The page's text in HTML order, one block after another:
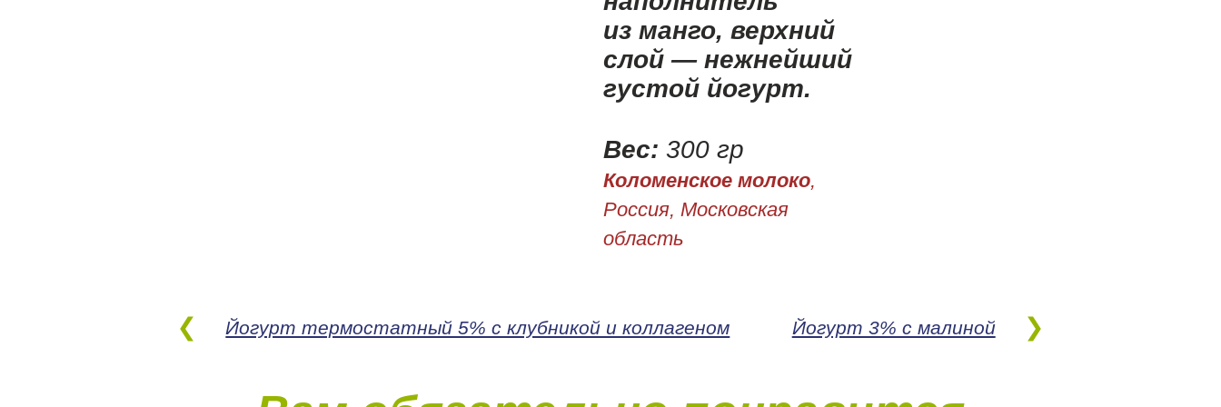
из манго, верхний
слой — нежнейший
густой йогурт.
Вес: 300 гр
Коломенское молоко,
Россия, Московская
область
Йогурт термостатный 5% с клубникой и коллагеном Йогурт 3% с малиной